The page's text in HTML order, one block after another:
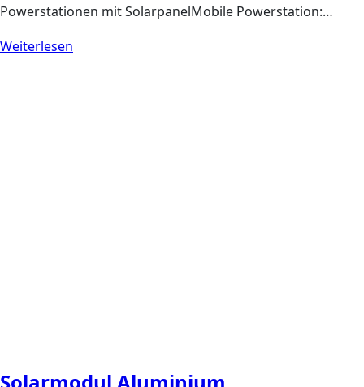
Powerstationen mit SolarpanelMobile Powerstation:…
Weiterlesen